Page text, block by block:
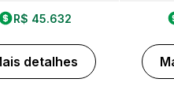
R$ 45.632
detalhes